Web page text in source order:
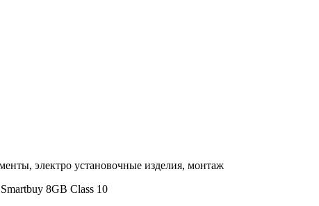
электро установочные изделия, монтаж
8GB Class 10